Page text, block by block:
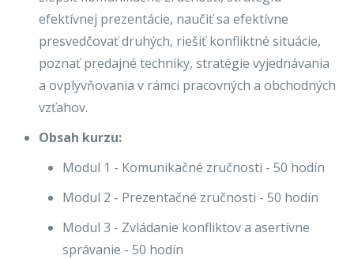
efektívnej prezentácie, naučiť sa efektívne
presvedčovať druhých, riešiť konfliktné situácie,
poznať predajné techniky, stratégie vyjednávania
a ovplyvňovania v rámci pracovných a obchodných
vzťahov.
Obsah kurzu:
Modul 1 - Komunikačné zručnosti - 50 hodín
Modul 2 - Prezentačné zručnosti - 50 hodín
Modul 3 - Zvládanie konfliktov a asertívne
správanie - 50 hodín